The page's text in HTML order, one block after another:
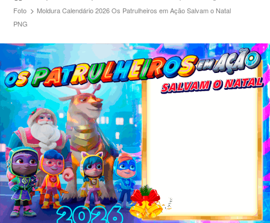
Foto
Moldura Calendário 2026 Os Patrulheiros em Ação Salvam o Natal
PNG